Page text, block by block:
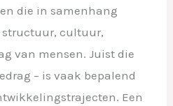
die in samenhang
structuur, cultuur,
van mensen. Juist die
– is vaak bepalend
Een